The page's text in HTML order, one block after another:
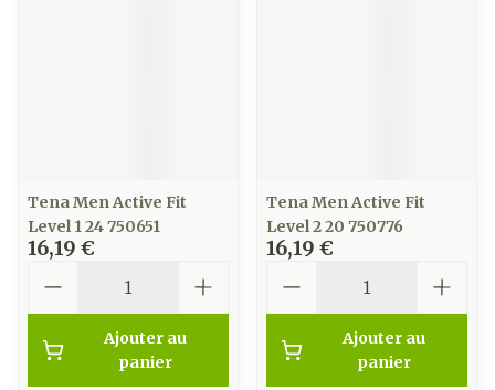
Tena Men Active Fit
Level 1 24 750651
16,19 €
Ajouter au
panier
Tena Men Active Fit
Level 2 20 750776
16,19 €
Ajouter au
panier